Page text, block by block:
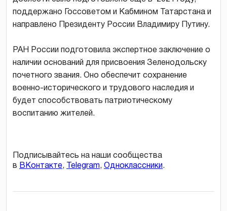
поддержано Госсоветом и Кабмином Татарстана и
направлено Президенту России Владимиру Путину.
РАН России подготовила экспертное заключение о
наличии оснований для присвоения Зеленодольску
почетного звания. Оно обеспечит сохранение
военно-исторического и трудового наследия и
будет способствовать патриотическому
воспитанию жителей.
Подписывайтесь на наши сообщества
в ВКонтакте, Telegram, Одноклассники.